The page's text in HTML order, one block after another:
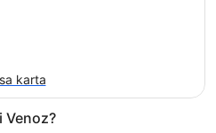
karta
Venoz?